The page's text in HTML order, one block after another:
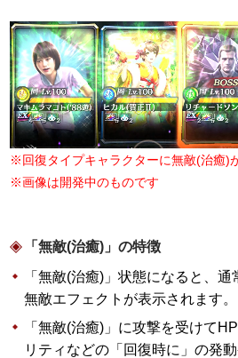
※回復タイプキャラクターに無敵(治癒)
※画像は開発中のものです
「無敵(治癒)」の特徴
「無敵(治癒)」状態になると、
無敵エフェクトが表示されます。
「無敵(治癒)」に攻撃を受けて
リティなどの「回復時に」の発